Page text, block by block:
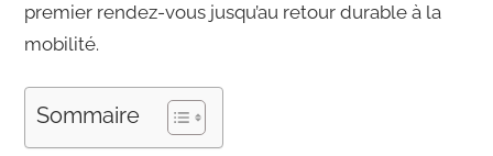
premier rendez-vous jusqu’au retour durable à la
mobilité.
Sommaire